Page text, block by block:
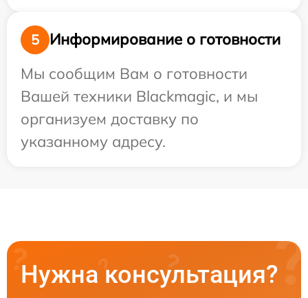
5
Информирование о готовности
Мы сообщим Вам о готовности
Вашей техники Blackmagic, и мы
организуем доставку по
указанному адресу.
Нужна консультация?